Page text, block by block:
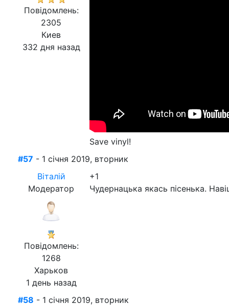
Повідомлень:
2305
Киев
332 дня назад
Save vinyl!
#57 - 1 січня 2019, вторник
Віталій
Модератор
Повідомлень:
1268
Харьков
1 день назад
+1
Чудернацька якась пісенька.
#58 - 1 січня 2019, вторник